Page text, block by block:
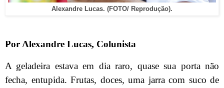
Alexandre Lucas. (FOTO/ Reprodução).
Por Alexandre Lucas, Colunista
A geladeira estava em dia raro, quase sua porta não
fecha, entupida. Frutas, doces, uma jarra com suco de